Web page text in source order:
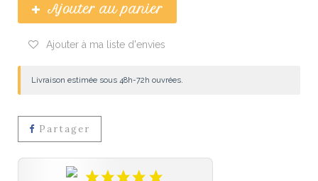
Ajouter au panier
Ajouter à ma liste d'envies
Livraison estimée sous 48h-72h ouvrées.
Partager